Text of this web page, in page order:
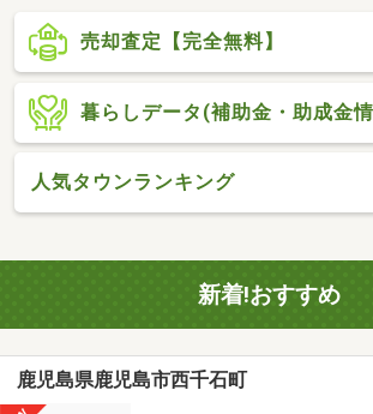
売却査定【完全無料】
暮らしデータ(補助金・助成金
人気タウンランキング
新着!おすすめ
鹿児島県鹿児島市西千石町